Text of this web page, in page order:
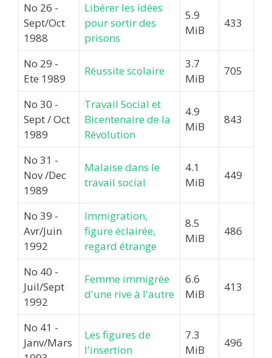
No 26 -
Sept/Oct
1988
Libérer les idées
pour sortir des
prisons
5.9
MiB
433
No 29 -
Ete 1989
Réussite scolaire
3.7
MiB
705
No 30 -
Sept / Oct
1989
Travail Social et
Bicentenaire de la
Révolution
4.9
MiB
843
No 31 -
Nov /Dec
1989
Malaise dans le
travail social
4.1
MiB
449
No 39 -
Avr/Juin
1992
Immigration,
figure éclairée,
regard étrange
8.5
MiB
486
No 40 -
Juil/Sept
1992
Femme immigrée
d'une rive à l'autre
6.6
MiB
413
No 41 -
Janv/Mars
Les figures de
l'insertion
7.3
MiB
496